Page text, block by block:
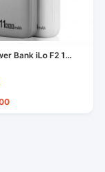
Bank iLo F2 1...